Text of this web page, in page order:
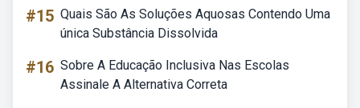
#15 Quais São As Soluções Aquosas Contendo Uma
única Substância Dissolvida
#16 Sobre A Educação Inclusiva Nas Escolas
Assinale A Alternativa Correta